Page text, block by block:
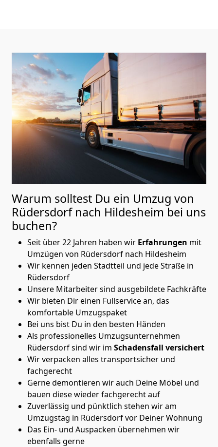
Warum solltest Du ein Umzug von
Rüdersdorf nach Hildesheim bei uns
buchen?
Seit über 22 Jahren haben wir Erfahrungen mit
Umzügen von Rüdersdorf nach Hildesheim
Wir kennen jeden Stadtteil und jede Straße in
Rüdersdorf
Unsere Mitarbeiter sind ausgebildete Fachkräfte
Wir bieten Dir einen Fullservice an, das
komfortable Umzugspaket
Bei uns bist Du in den besten Händen
Als professionelles Umzugsunternehmen
Rüdersdorf sind wir im Schadensfall versichert
Wir verpacken alles transportsicher und
fachgerecht
Gerne demontieren wir auch Deine Möbel und
bauen diese wieder fachgerecht auf
Zuverlässig und pünktlich stehen wir am
Umzugstag in Rüdersdorf vor Deiner Wohnung
Das Ein- und Auspacken übernehmen wir
ebenfalls gerne